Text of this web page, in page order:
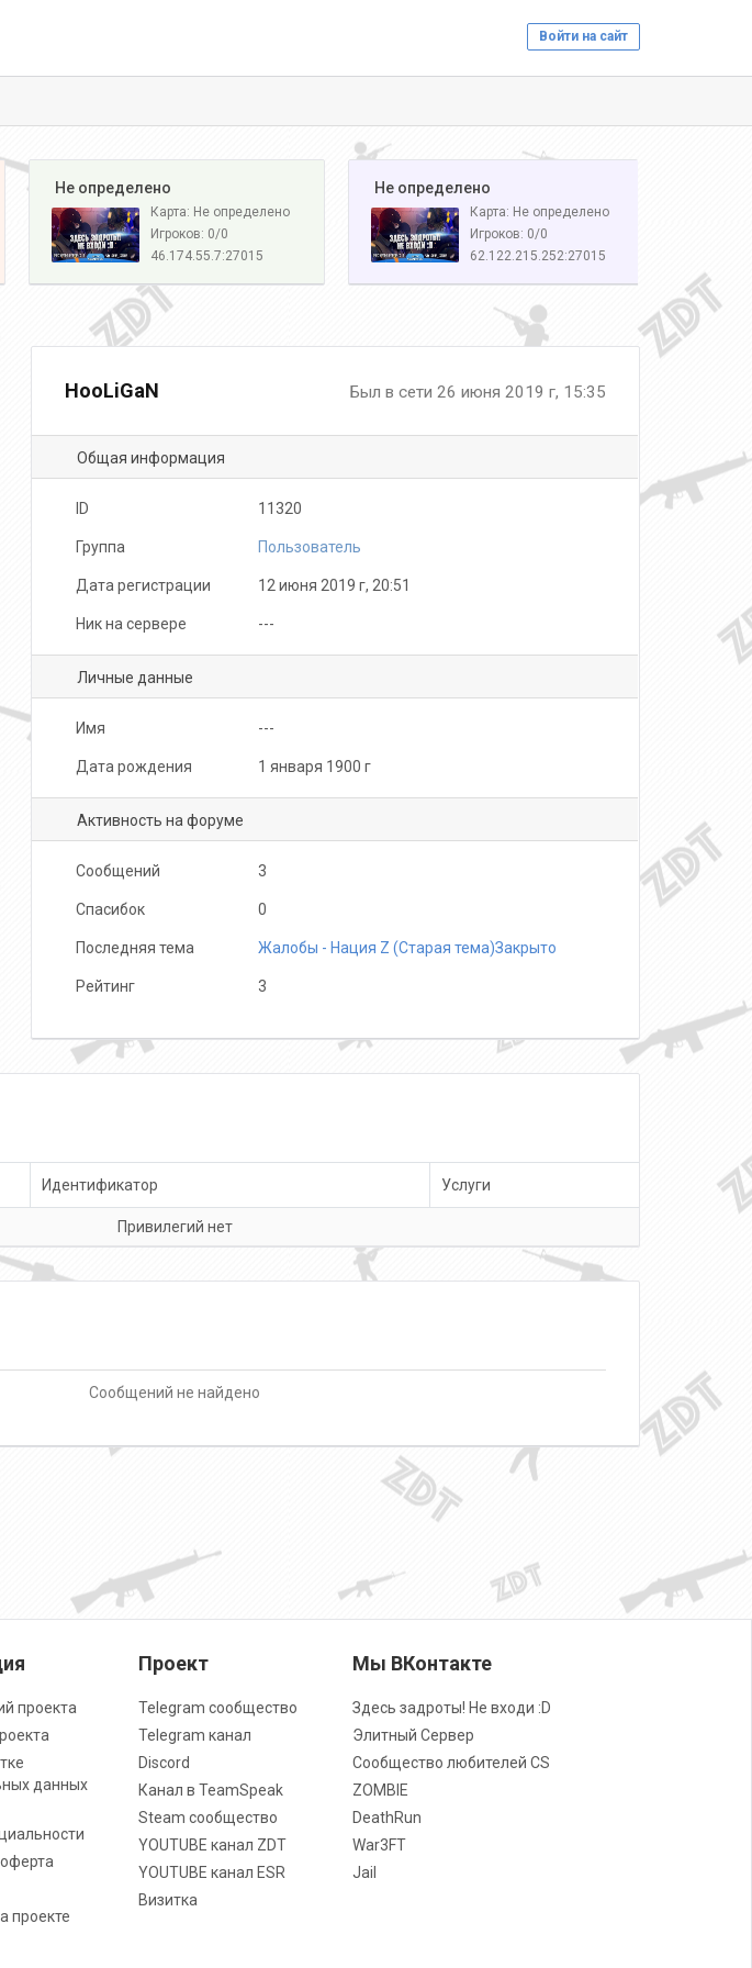
Войти на сайт
️ Не определено
Карта: Не определено
Игроков: 0/0
46.174.55.7:27015
️ Не определено
Карта: Не определено
Игроков: 0/0
62.122.215.252:27015
HooLiGaN Был в сети 26 июня 2019 г, 15:35
Общая информация
ID 11320
Группа Пользователь
Дата регистрации 12 июня 2019 г, 20:51
Ник на сервере ---
Личные данные
Имя ---
Дата рождения 1 января 1900 г
Активность на форуме
Сообщений 3
Спасибок 0
Последняя тема Жалобы - Нация Z (Старая тема)Закрыто
Рейтинг 3
Идентификатор Услуги
Привилегий нет
Сообщений не найдено
проекта
данных
проекте
Проект
Telegram сообщество
Telegram канал
Discord
Канал в TeamSpeak
Steam сообщество
YOUTUBE канал ZDT
YOUTUBE канал ESR
Визитка
Мы ВКонтакте
Здесь задроты! Не входи :D
Элитный Сервер
Сообщество любителей CS
ZOMBIE
DeathRun
War3FT
Jail